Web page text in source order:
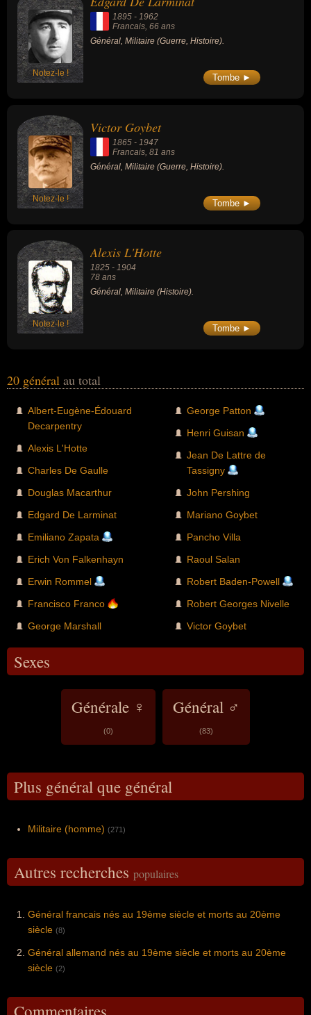
Notez-le !
1895 - 1962
Francais, 66 ans
Général, Militaire (Guerre, Histoire).
Tombe ►
Notez-le !
Victor Goybet
1865 - 1947
Francais, 81 ans
Général, Militaire (Guerre, Histoire).
Tombe ►
Notez-le !
Alexis L'Hotte
1825 - 1904
78 ans
Général, Militaire (Histoire).
Tombe ►
20 général au total
Albert-Eugène-Édouard
Decarpentry
Alexis L'Hotte
Charles De Gaulle
Douglas Macarthur
Edgard De Larminat
Emiliano Zapata
Erich Von Falkenhayn
Erwin Rommel
Francisco Franco
George Marshall
George Patton
Henri Guisan
Jean De Lattre de
Tassigny
John Pershing
Mariano Goybet
Pancho Villa
Raoul Salan
Robert Baden-Powell
Robert Georges Nivelle
Victor Goybet
Sexes
Générale ♀
(0)
Général ♂
(83)
Plus général que général
Militaire (homme) (271)
Autres recherches populaires
Général francais nés au 19ème siècle et morts au 20ème
siècle (8)
Général allemand nés au 19ème siècle et morts au 20ème
siècle (2)
Commentaires